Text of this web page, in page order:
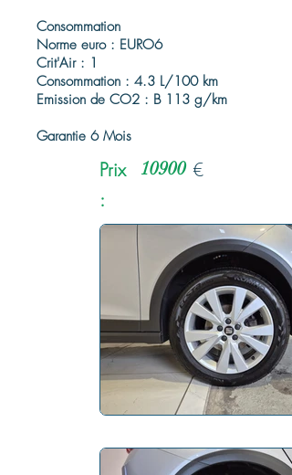
Consommation
Norme euro : EURO6
Crit'Air : 1
Consommation : 4.3 L/100 km
Emission de CO2 : B 113 g/km
Garantie 6 Mois
Prix
:
10900 €